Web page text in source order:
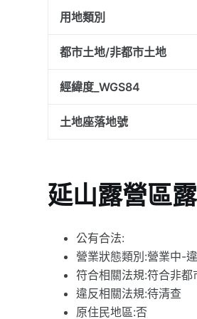
用地類別
都市土地/非都市土地
經緯度_WGS84
土地座落地號
延山露營區
公有合法:
營業狀態類別:營業中-
符合相關法規:符合非
違反相關法規:待清查
原住民地區:否